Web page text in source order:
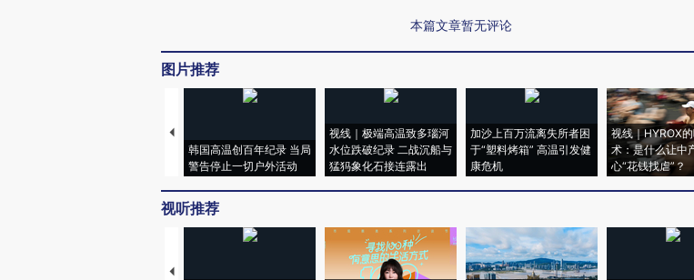
本篇文章暂无评论
图片推荐
韩国高温创百年纪录 当局
警告停止一切户外活动
视线｜极端高温致多瑙河
水位跌破纪录 二战沉船与
猛犸象化石接连露出
加沙上百万流离失所者困
于“塑料烤箱” 高温引发健
康危机
视线｜HYROX
术：是什么让中
心“花钱找虐”？
视听推荐